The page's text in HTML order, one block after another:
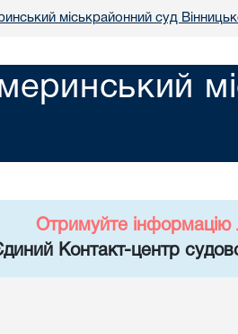
міськрайонний суд
Отримуйте інформацію
Контакт-центр